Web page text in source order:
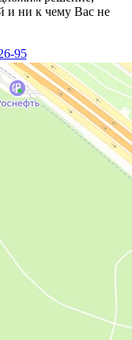
и ни к чему Вас не
95